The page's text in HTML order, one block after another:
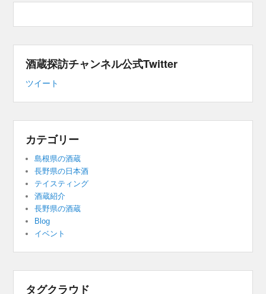
酒蔵探訪チャンネル公式Twitter
ツイート
カテゴリー
島根県の酒蔵
長野県の日本酒
テイスティング
酒蔵紹介
長野県の酒蔵
Blog
イベント
タグクラウド